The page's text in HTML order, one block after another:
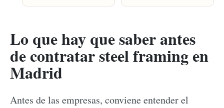
Lo que hay que saber antes
de contratar steel framing en
Madrid
Antes de las empresas, conviene entender el